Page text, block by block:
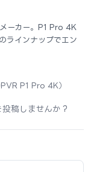
ーカー。P1 Pro 4K
ラインナップでエン
P1 Pro 4K）
稿しませんか？